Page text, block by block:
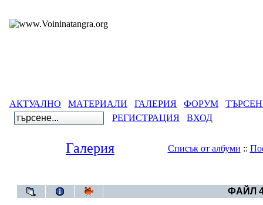
АКТУАЛНО МАТЕРИАЛИ ГАЛЕРИЯ ФОРУМ
РЕГИСТРАЦИЯ
ВХОД
Галерия Списък от албуми ::
ФАЙЛ